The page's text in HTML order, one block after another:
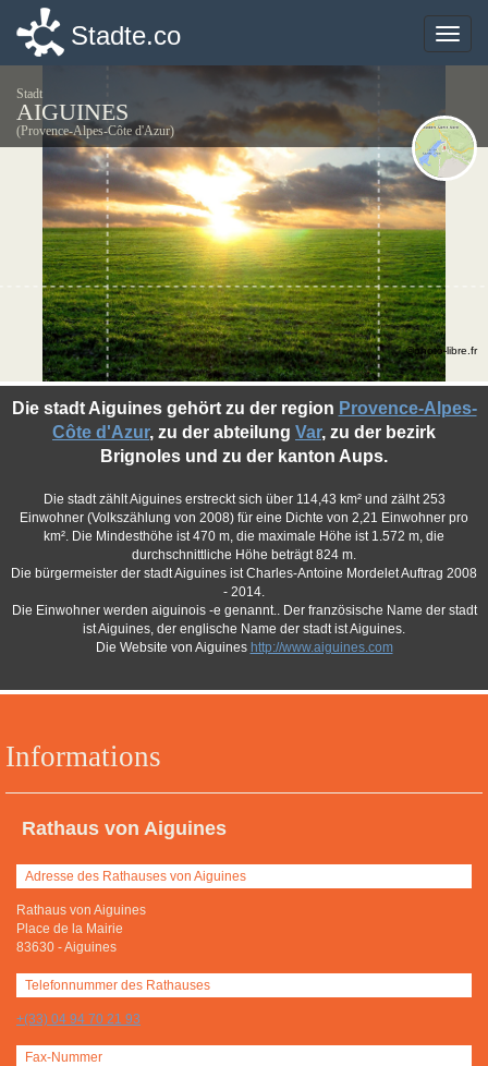
Toggle
Stadte.co
Stadt
AIGUINES
(Provence-Alpes-Côte d'Azur)
Informations
Rathaus von Aiguines
Adresse des Rathauses von Aiguines
Rathaus von Aiguines
Place de la Mairie
83630 -Aiguines
Telefonnummer des Rathauses
+(33) 04 94 70 21 93
Fax-Nummer
Die stadt Aiguines gehört zu der region Provence-Alpes-
Côte d'Azur, zu der abteilung Var, zu der bezirk
Brignoles und zu der kanton Aups.
Die stadt zählt Aiguines erstreckt sich über 114,43 km² und zälht 253
Einwohner (Volkszählung von 2008) für eine Dichte von 2,21 Einwohner pro
km². Die Mindesthöhe ist 470 m, die maximale Höhe ist 1.572 m, die
durchschnittliche Höhe beträgt 824 m.
Die bürgermeister der stadt Aiguines ist Charles-Antoine Mordelet Auftrag 2008
- 2014.
Die Einwohner werden aiguinois -e genannt.. Der französische Name der stadt
ist Aiguines, der englische Name der stadt ist Aiguines.
Die Website von Aiguines http://www.aiguines.com
©photo-libre.fr
Toggle
Stadte.co